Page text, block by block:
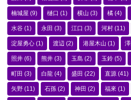
楠城屋 (9) 樋口 (1) 横山 (3) 橘 (4)
水谷 (1) 永田 (3) 江口 (3) 河村 (11)
淀屋勇心 (1) 渡辺 (2) 港屋木山 (1)
照井 (6) 熊井 (3) 玉島 (2) 玉鈴 (5)
町田 (3) 白龍 (4) 盛田 (22) 直源 (41)
矢野 (11) 石孫 (2) 神田 (2) 福來 (1)